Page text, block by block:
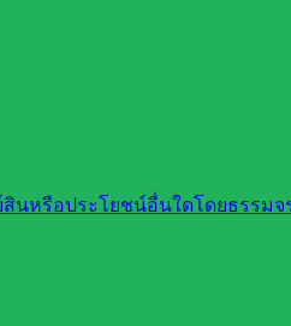
นหรือประโยชน์อื่นใดโดยธรรมจ